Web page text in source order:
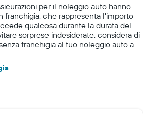
per il noleggio auto hanno
franchigia, che rappresenta l'importo
qualcosa durante la durata del
sorprese indesiderate, considera di
franchigia al tuo noleggio auto a